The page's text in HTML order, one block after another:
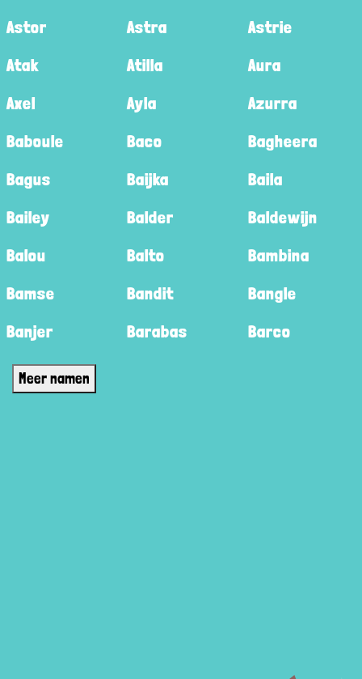
Astor
Astra
Astrie
Atak
Atilla
Aura
Axel
Ayla
Azurra
Baboule
Baco
Bagheera
Bagus
Baijka
Baila
Bailey
Balder
Baldewijn
Balou
Balto
Bambina
Bamse
Bandit
Bangle
Banjer
Barabas Barco
Meer namen